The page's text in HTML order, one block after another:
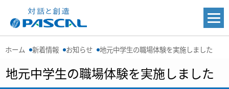
ホーム 新着情報 お知らせ 地元中学生の職場体験を実施しました
地元中学生の職場体験を実施しました